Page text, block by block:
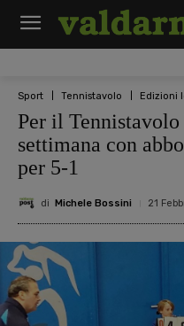
Sport Tennistavolo Edizioni
Per il
settimana con
per 5-1
di Michele Bossini 21